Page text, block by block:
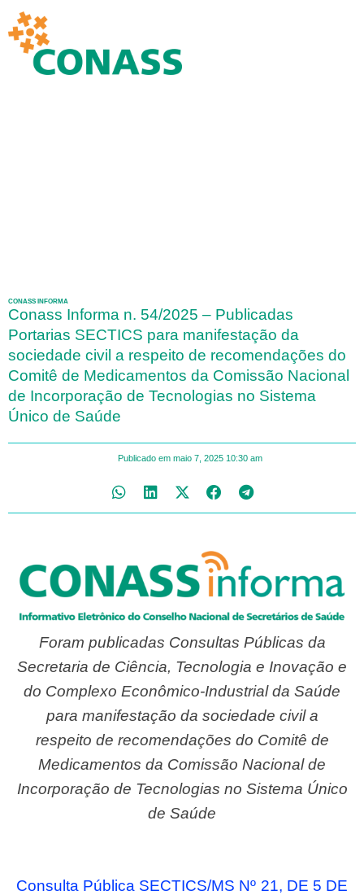
CONASS INFORMA
Conass Informa n. 54/2025 – Publicadas
Portarias SECTICS para manifestação da
sociedade civil a respeito de recomendações do
Comitê de Medicamentos da Comissão Nacional
de Incorporação de Tecnologias no Sistema
Único de Saúde
Publicado em maio 7, 2025 10:30 am
Foram publicadas Consultas Públicas da
Secretaria de Ciência, Tecnologia e Inovação e
do Complexo Econômico-Industrial da Saúde
para manifestação da sociedade civil a
respeito de recomendações do Comitê de
Medicamentos da Comissão Nacional de
Incorporação de Tecnologias no Sistema Único
de Saúde
Consulta Pública SECTICS/MS Nº 21, DE 5 DE